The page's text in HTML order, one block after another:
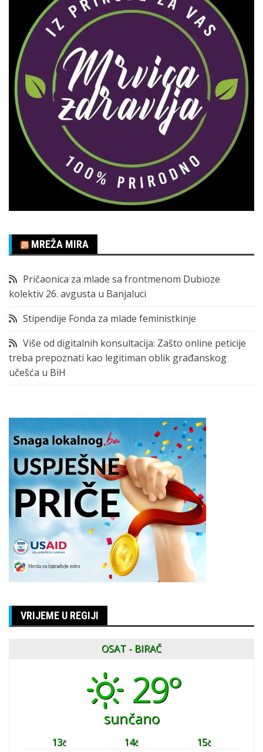
MREŽA MIRA
Pričaonica za mlade sa frontmenom Dubioze
kolektiv 26. avgusta u Banjaluci
Stipendije Fonda za mlade feministkinje
Više od digitalnih konsultacija: Zašto online peticije
treba prepoznati kao legitiman oblik građanskog
učešća u BiH
VRIJEME U REGIJI
OSAT - BIRAČ
29°
sunčano
13č 14č 15č